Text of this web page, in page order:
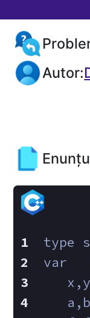
Autor:
type
var